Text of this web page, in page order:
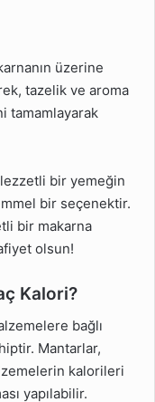
üzerine
tazelik ve aroma
tamamlayarak
lezzetli bir yemeğin
bir seçenektir.
bir makarna
olsun!
Kalori?
bağlı
Mantarlar,
kalorileri
yapılabilir.